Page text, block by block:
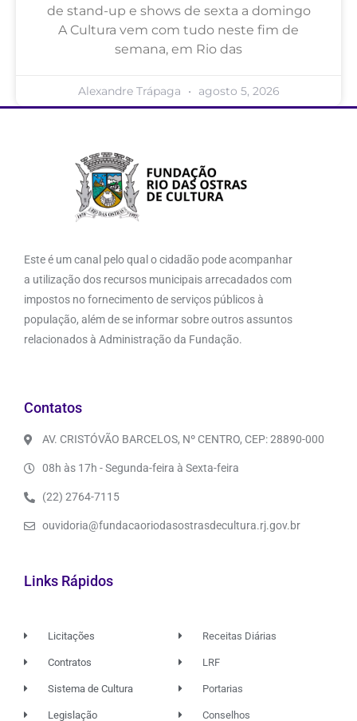
de stand-up e shows de sexta a domingo
A Cultura vem com tudo neste fim de
semana, em Rio das
Alexandre Trápaga agosto 5, 2026
Este é um canal pelo qual o cidadão pode acompanhar
a utilização dos recursos municipais arrecadados com
impostos no fornecimento de serviços públicos à
população, além de se informar sobre outros assuntos
relacionados à Administração da Fundação.
Contatos
AV. CRISTÓVÃO BARCELOS, Nº CENTRO, CEP: 28890-000
08h às 17h - Segunda-feira à Sexta-feira
(22) 2764-7115
ouvidoria@fundacaoriodasostrasdecultura.rj.gov.br
Links Rápidos
Licitações
Contratos
Sistema de Cultura
Legislação
Receitas Diárias
LRF
Portarias
Conselhos